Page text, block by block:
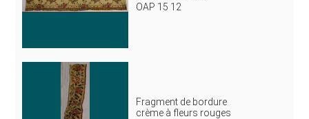
OAP 15 12
Fragment de bordure
crème à fleurs rouges